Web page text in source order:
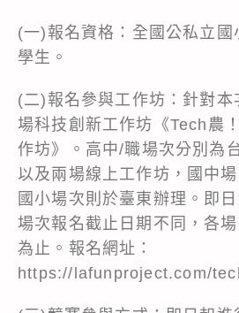
(一)報名資格：全國公私立
學生。
(二)報名參與工作坊：針對本
場科技創新工作坊《Tech農
作坊》。高中/職場次分別為
以及兩場線上工作坊，國中
國小場次則於臺東辦理。即
場次報名截止日期不同，各
為止。報名網址：
https://lafunproject.com/